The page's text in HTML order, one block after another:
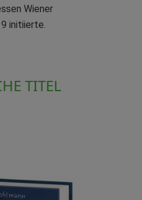
Wiener
initiierte.
TITEL